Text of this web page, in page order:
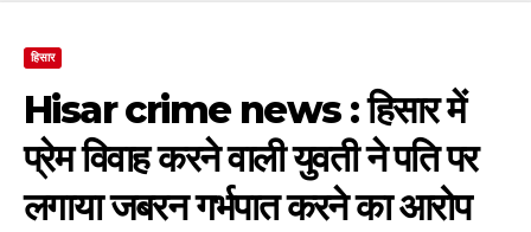
हिसार
Hisar crime news : हिसार में
प्रेम विवाह करने वाली युवती ने पति पर
लगाया जबरन गर्भपात करने का आरोप